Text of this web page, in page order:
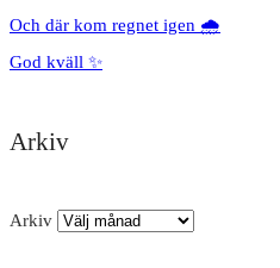
Och där kom regnet igen 🌧️
God kväll ✨
Arkiv
Arkiv